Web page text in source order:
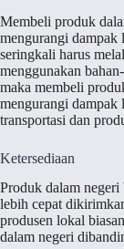
Membeli produk
mengurangi
seringkali harus
menggunakan
maka membeli
mengurangi dampak
transportasi dan
Ketersediaan
Produk dalam negeri
lebih cepat
produsen lokal
dalam negeri